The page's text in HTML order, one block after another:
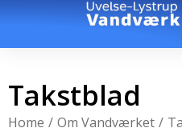
Takstblad
You are here:
Home Om Vandværket